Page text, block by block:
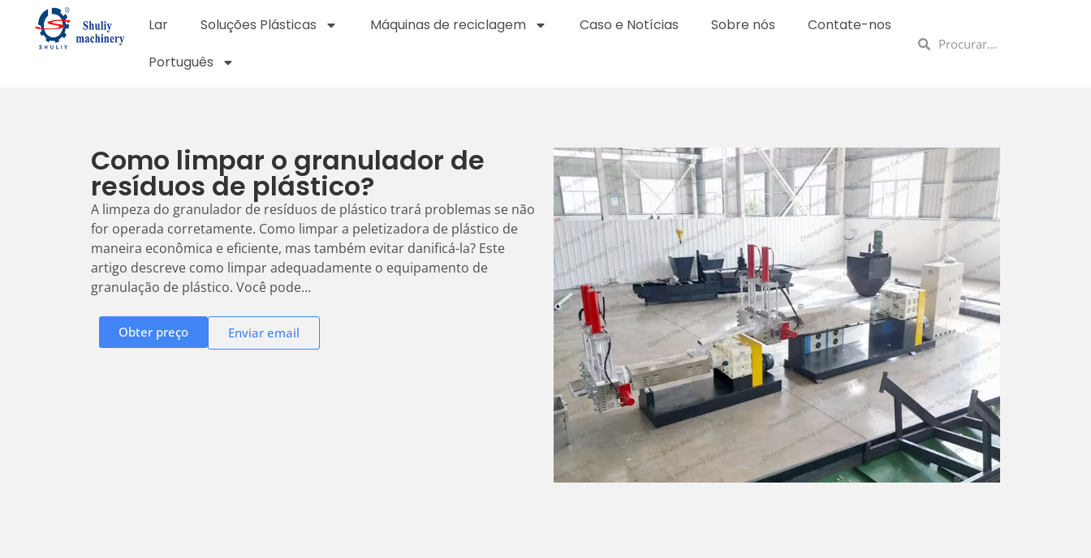
Lar Soluções Plásticas Máquinas de reciclagem Caso e Notícias Sobre nós
Contate-nos
Português
Como limpar o granulador de
resíduos de plástico?
A limpeza do granulador de resíduos de plástico trará problemas se não
for operada corretamente. Como limpar a peletizadora de plástico de
maneira econômica e eficiente, mas também evitar danificá-la? Este
artigo descreve como limpar adequadamente o equipamento de
granulação de plástico. Você pode...
Obter preço Enviar email